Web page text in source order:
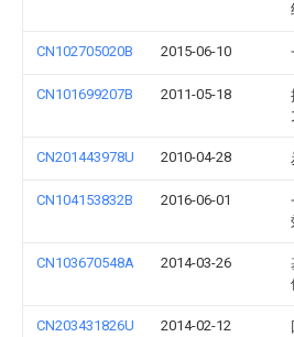
CN102705020B 2015-06-10
CN101699207B 2011-05-18
CN201443978U 2010-04-28
CN104153832B 2016-06-01
CN103670548A 2014-03-26
CN203431826U 2014-02-12